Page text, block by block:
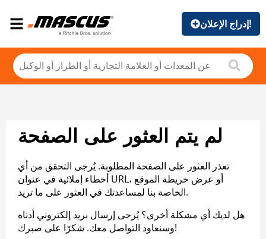
إدراج الإعلان!
لم يتم العثور على الصفحة
تعذر العثور على الصفحة المطلوبة. يُرجى التحقق من أي
أخطاء إملائية في عنوان URL، أو عرض خريطة الموقع
الخاصة بنا لمساعدتك في العثور على ما تريد.
هل لديك أي مشكلة أخرى؟ يُرجى إرسال بريد إلكتروني أدناه
وسنعاود التواصل معك. شكرًا على صبرك!